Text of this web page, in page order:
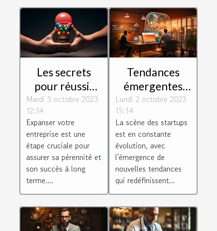
Les secrets
pour réussir
l'expansion de
entreprise
Mardi 3 octobre 2023
12:14
Expanser votre
entreprise est une
étape cruciale pour
assurer sa pérennité et
son succès à long
terme....
Tendances
émergentes
dans
l'écosystème
des startups
Lundi 2 octobre 2023
15:14
La scène des startups
est en constante
évolution, avec
l'émergence de
nouvelles tendances
qui redéfinissent...